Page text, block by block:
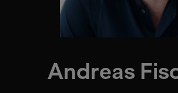
Andreas